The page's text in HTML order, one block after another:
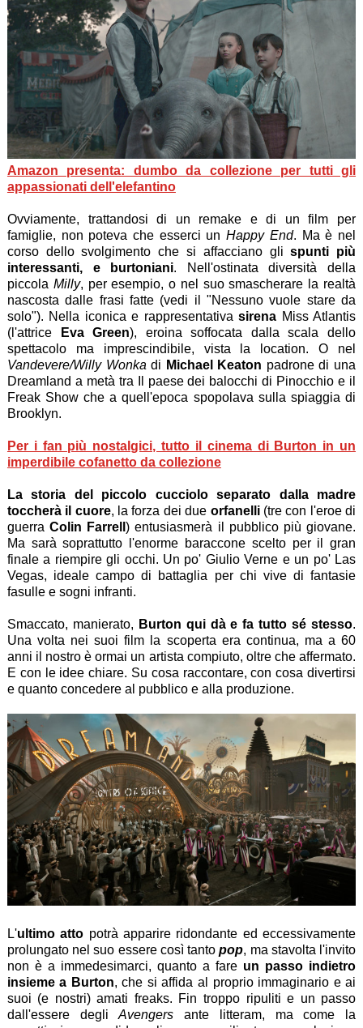
Amazon presenta: dumbo da collezione per tutti gli
appassionati dell'elefantino
Ovviamente, trattandosi di un remake e di un film per
famiglie, non poteva che esserci unHappy End. Ma è nel
corso dello svolgimento che si affacciano glispunti più
interessanti, e burtoniani. Nell'ostinata diversità della
piccola Milly, per esempio, o nel suo smascherare la realtà
nascosta dalle frasi fatte (vedi il "Nessuno vuole stare da
solo"). Nella iconica e rappresentativasirena Miss Atlantis
(l'attrice
Eva Green), eroina soffocata dalla scala dello
spettacolo ma imprescindibile, vista la location. O nel
Vandevere/Willy Wonka di Michael Keaton padrone di una
Dreamland a metà tra Il paese dei balocchi di Pinocchio e il
Freak Show che a quell'epoca spopolava sulla spiaggia di
Brooklyn.
Per i fan più nostalgici, tutto il cinema di Burton in un
imperdibile cofanetto da collezione
La storia del piccolo cucciolo separato dalla madre
toccherà il cuore, la forza dei due orfanelli(tre con l'eroe di
guerraColin Farrell) entusiasmerà il pubblico più giovane.
Ma sarà soprattutto l'enorme baraccone scelto per il
gran
finale a riempire gli occhi. Un po' Giulio Verne e un po' Las
Vegas, ideale campo di battaglia per chi vive di fantasie
fasulle e sogni infranti.
Smaccato, manierato, Burton qui dà e fa tutto sé stesso.
Una volta nei suoi film la scoperta era continua, ma a 60
anni il nostro è ormai un artista compiuto, oltre che affermato.
E con le idee chiare. Su cosa raccontare, con cosa divertirsi
e quanto concedere al pubblico e alla produzione.
L'ultimo atto potrà apparire ridondante ed eccessivamente
prolungato nel suo essere così tantopop, ma stavolta l'invito
non è a immedesimarci, quanto a fare un passo indietro
insieme a Burton, che si affida al proprio immaginario e ai
suoi (e nostri) amati freaks. Fin troppo ripuliti e un passo
dall'essere degliAvengers ante litteram, ma come la